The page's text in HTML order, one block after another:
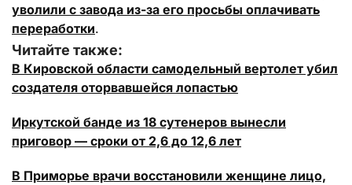
уволили с завода из-за его просьбы оплачивать
переработки.
Читайте также:
В Кировской области самодельный вертолет убил
создателя оторвавшейся лопастью
Иркутской банде из 18 сутенеров вынесли
приговор — сроки от 2,6 до 12,6 лет
В Приморье врачи восстановили женщине лицо,